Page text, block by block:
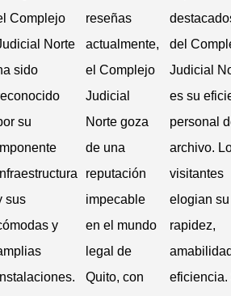
Complejo
Norte
sido
su
sus
y
reseñas
actualmente,
el Complejo
Judicial
Norte goza
de una
reputación
impecable
en el mundo
legal de
Quito, con
del
Judicial
es su
personal
archivo.
visitantes
elogian su
rapidez,
eficiencia.